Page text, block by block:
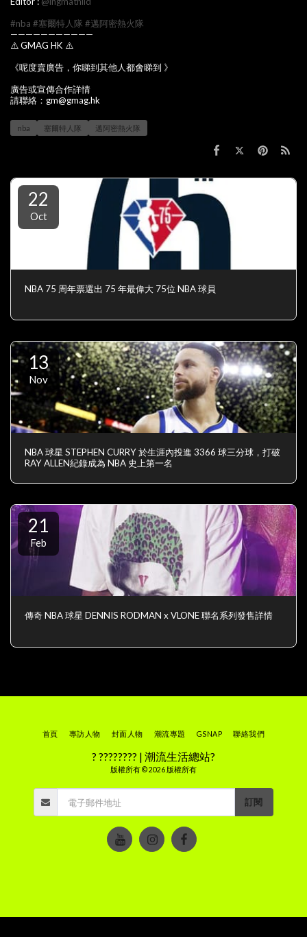
#nba #塞爾特人隊 #邁阿密熱火隊
———————————
⚠️ GMAG HK ⚠️
《呢度賣廣告，你睇到其他人都會睇到 》
廣告或宣傳合作詳情
請聯絡：gm@gmag.hk
nba 塞爾特人隊 邁阿密熱火隊
22
Oct
NBA 75 周年票選出 75 年最偉大 75位 NBA 球員
13
Nov
NBA 球星 STEPHEN CURRY 於生涯內投進 3366 球三分球，打破
RAY ALLEN紀錄成為 NBA 史上第一名
21
Feb
傳奇 NBA 球星 DENNIS RODMAN x VLONE 聯名系列發售詳情
? ???????? | 潮流生活總站?
版權所有 © 2026 版權所有
首頁 專訪人物 封面人物 潮流專題 GSNAP 聯絡我們
訂閱